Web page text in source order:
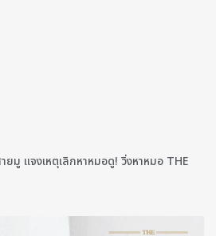
มู แจงเหตุเลิกหาหมอดู! วิ่งหาหมอ THE